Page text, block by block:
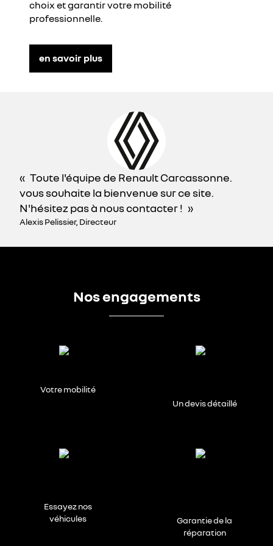
choix et garantir votre mobilité
professionnelle.
en savoir plus
Toute l'équipe de Renault Carcassonne.
vous souhaite la bienvenue sur ce site.
N'hésitez pas à nous contacter !
Alexis Pelissier, Directeur
Nos engagements
Votre mobilité
Un devis détaillé
Essayez nos
véhicules
Garantie de la
réparation